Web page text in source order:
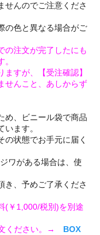
せんのでご注意くださ
の色と異なる場合がご
の注文が完了したにも
すが、【受注確認】
せんこと、あしからず
め、ビニール袋で商品
います。
の状態でお手元に届く
ワがある場合は、使
き、予めご了承くださ
(￥1,000/税別)を別途
文ください。→ BOX